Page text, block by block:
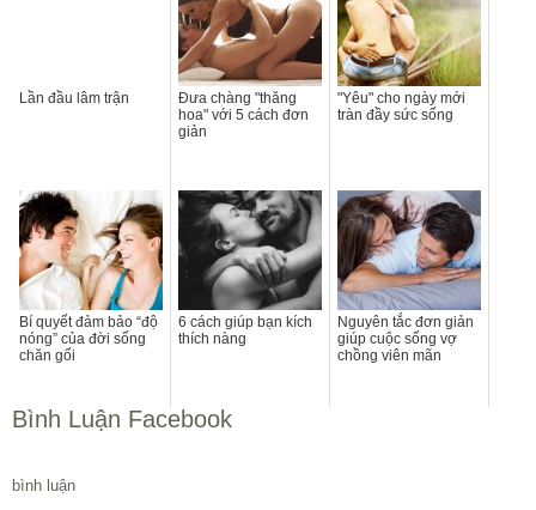
Lần đầu lâm trận
Đưa chàng "thăng
hoa" với 5 cách đơn
giản
"Yêu" cho ngày mới
tràn đầy sức sống
Bí quyết đảm bảo “độ
nóng” của đời sống
chăn gối
6 cách giúp bạn kích
thích nàng
Nguyên tắc đơn giản
giúp cuộc sống vợ
chồng viên mãn
Bình Luận Facebook
bình luận